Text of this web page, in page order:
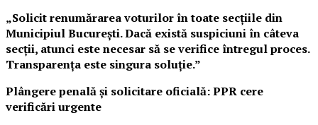
„Solicit renumărarea voturilor în toate secțiile din
Municipiul București. Dacă există suspiciuni în câteva
secții, atunci este necesar să se verifice întregul proces.
Transparența este singura soluție.”
Plângere penală și solicitare oficială: PPR cere
verificări urgente